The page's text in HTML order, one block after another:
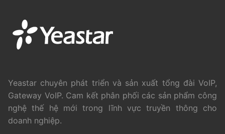
Yeastar chuyên phát triển và sản xuất tổng đài VoIP,
Gateway VoIP. Cam kết phân phối các sản phẩm công
nghệ thế hệ mới trong lĩnh vực truyền thông cho
doanh nghiệp.